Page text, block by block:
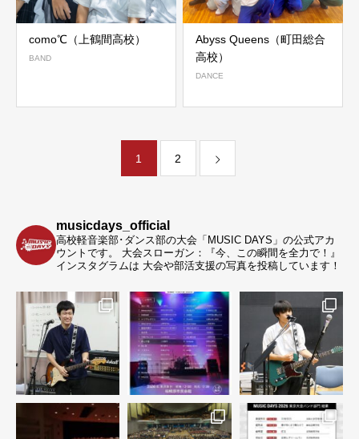
como℃（上鶴間高校）
BAND
Abyss Queens（町田総合
高校）
DANCE
1 2
musicdays_official
高校軽音楽部･ダンス部の大会「MUSIC DAYS」の公式アカ
ウントです。
大会スローガン：『今、この瞬間を全力で！』
インスタグラムは 大会や部活支援の写真を投稿しています！